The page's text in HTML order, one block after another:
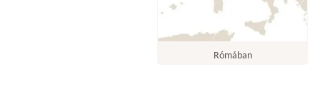
Rómában